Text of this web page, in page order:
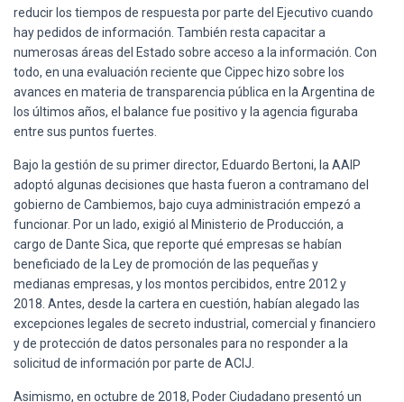
reducir los tiempos de respuesta por parte del Ejecutivo cuando
hay pedidos de información. También resta capacitar a
numerosas áreas del Estado sobre acceso a la información. Con
todo, en una evaluación reciente que Cippec hizo sobre los
avances en materia de transparencia pública en la Argentina de
los últimos años, el balance fue positivo y la agencia figuraba
entre sus puntos fuertes.
Bajo la gestión de su primer director, Eduardo Bertoni, la AAIP
adoptó algunas decisiones que hasta fueron a contramano del
gobierno de Cambiemos, bajo cuya administración empezó a
funcionar. Por un lado, exigió al Ministerio de Producción, a
cargo de Dante Sica, que reporte qué empresas se habían
beneficiado de la Ley de promoción de las pequeñas y
medianas empresas, y los montos percibidos, entre 2012 y
2018. Antes, desde la cartera en cuestión, habían alegado las
excepciones legales de secreto industrial, comercial y financiero
y de protección de datos personales para no responder a la
solicitud de información por parte de ACIJ.
Asimismo, en octubre de 2018, Poder Ciudadano presentó un